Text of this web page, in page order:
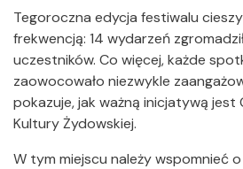
Tegoroczna edycja festiwalu
frekwencją: 14 wydarzeń
uczestników. Co więcej, każde
zaowocowało niezwykle
pokazuje, jak ważną inicjatywą jest
Kultury Żydowskiej.
W tym miejscu należy wspomnieć